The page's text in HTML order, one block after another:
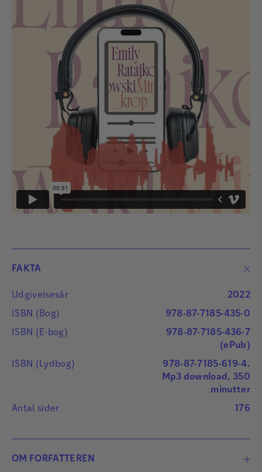
FAKTA
Udgivelsesår
2022
ISBN (Bog)
978-87-7185-435-0
ISBN (E-bog)
978-87-7185-436-7
(ePub)
ISBN (Lydbog)
978-87-7185-619-4.
Mp3 download, 350
minutter
Antal sider
176
OM FORFATTEREN